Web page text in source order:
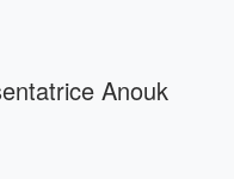
Anouk